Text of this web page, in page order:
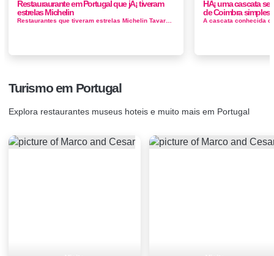
Restauraurante em Portugal que jÃ¡ tiveram
estrelas Michelin
HÃ¡ uma cascata
de Coimbra
Turismo em Portugal
Explora restaurantes museus hoteis e muito mais em Portugal